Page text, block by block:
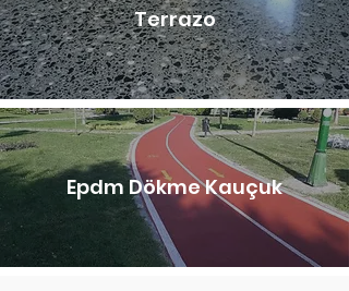
Terrazo
Epdm Dökme Kauçuk